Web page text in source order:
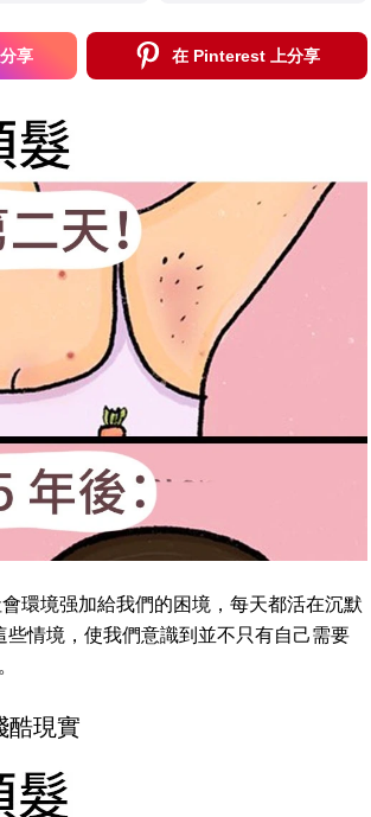
享 在 Pinterest 上分享
環境强加給我們的困境，每天都活在沉默
些情境，使我們意識到並不只有自己需要
酷現實